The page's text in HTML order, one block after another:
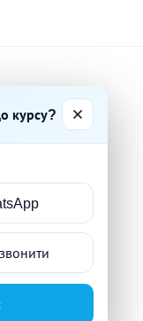
курсу?
ДО ІСПИТІВ
мова
всі